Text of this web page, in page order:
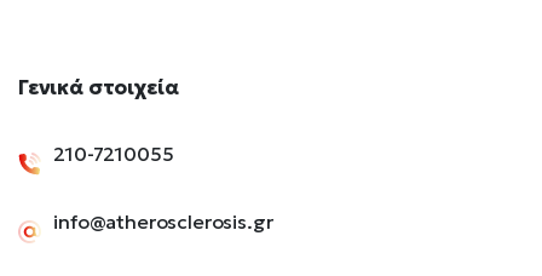
Γενικά στοιχεία
210-7210055
info@atherosclerosis.gr